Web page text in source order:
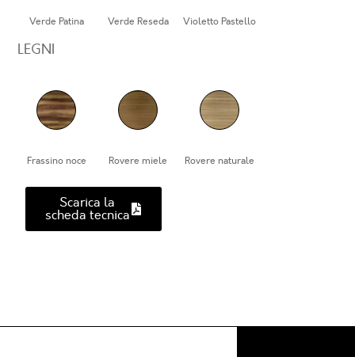
Verde Patina Verde Reseda Violetto Pastello
LEGNI
Frassino noce Rovere miele Rovere naturale
Scarica la
scheda tecnica